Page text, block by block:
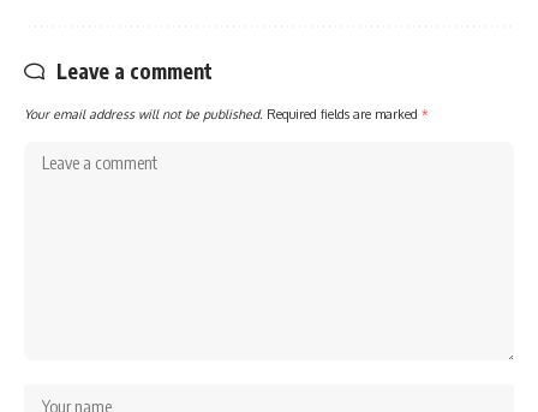
Leave a comment
Your email address will not be published. Required fields are marked *